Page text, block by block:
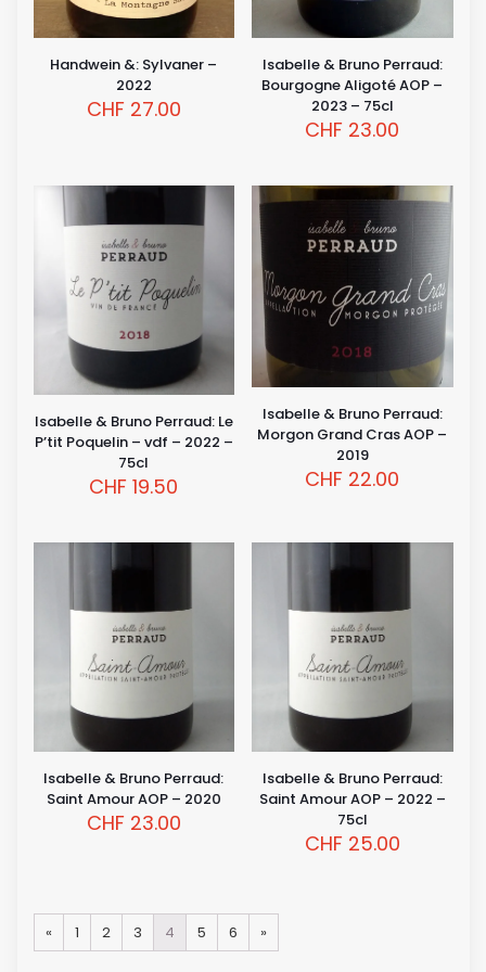
Handwein &: Sylvaner –
2022
CHF27.00
Isabelle & Bruno Perraud:
Bourgogne Aligoté AOP –
2023 – 75cl
CHF 23.00
Isabelle & Bruno Perraud: Le
P’tit Poquelin – vdf – 2022 –
75cl
CHF 19.50
Isabelle & Bruno Perraud:
Morgon Grand Cras AOP –
2019
CHF 22.00
Isabelle & Bruno Perraud:
Saint Amour AOP – 2020
CHF23.00
Isabelle & Bruno Perraud:
Saint Amour AOP – 2022 –
75cl
CHF25.00
« 1 2 3 4 5 6 »